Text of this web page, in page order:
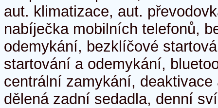
aut. klimatizace, aut.
nabíječka mobilních telefonů,
odemykání, bezklíčové
startování a odemykání,
centrální zamykání,
dělená zadní sedadla, denní